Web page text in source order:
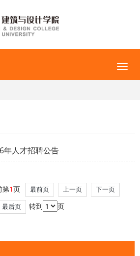
年人才招聘公告
第1页 最前页 上一页 下一页
最后页 转到 页